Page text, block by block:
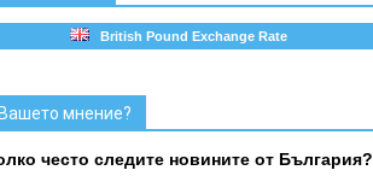
British Pound Exchange Rate
мнение?
често следите новините от България?